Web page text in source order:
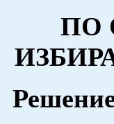
ПО